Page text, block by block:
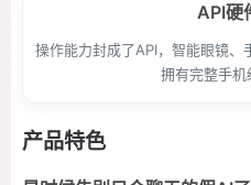
API硬
操作能力封成了API，智能眼镜
拥有完整手机
产品特色